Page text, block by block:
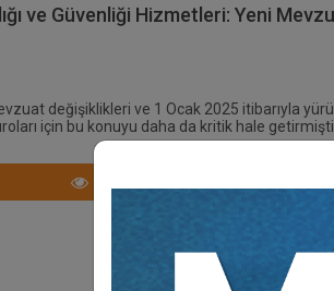
ve Güvenliği Hizmetleri: Yeni
değişiklikleri ve 1 Ocak 2025 itibarıyla
için bu konuyu daha da kritik hale getirmiştir